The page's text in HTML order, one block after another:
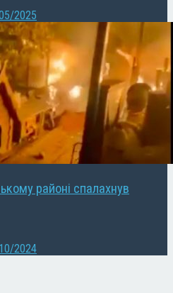
2025
районі спалахнув
2024